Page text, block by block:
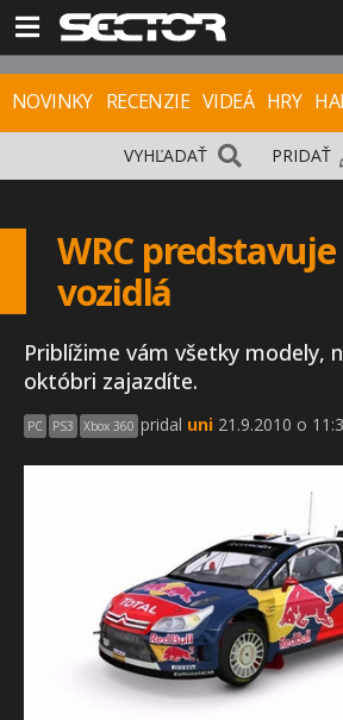
NOVINKY RECENZIE VIDEÁ HRY
PRIDAŤ
VYHĽADAŤ
WRC
vozidlá
Priblížime vám všetky modely,
októbri zajazdíte.
PC PS3 Xbox 360 pridal uni 21.9.2010 o